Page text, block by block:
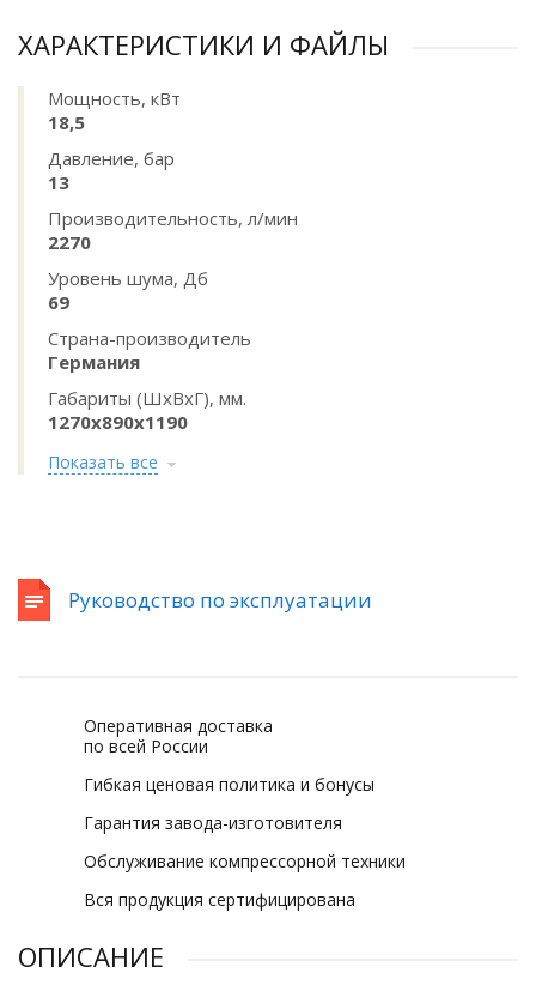
ХАРАКТЕРИСТИКИ И ФАЙЛЫ
Мощность, кВт
18,5
Давление, бар
13
Производительность, л/мин
2270
Уровень шума, Дб
69
Страна-производитель
Германия
Габариты (ШхВхГ), мм.
1270х890х1190
Показать все
Руководство по эксплуатации
Оперативная доставка
по всей России
Гибкая ценовая политика и бонусы
Гарантия завода-изготовителя
Обслуживание компрессорной техники
Вся продукция сертифицирована
ОПИСАНИЕ